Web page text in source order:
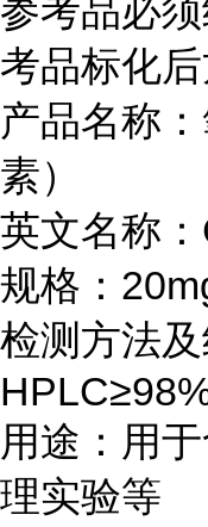
参考品必
考品标化后
产品名称
素）
英文名称
规格：
检测方法及
用途：用
理实验等